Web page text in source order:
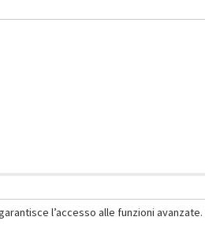
l’accesso alle funzioni